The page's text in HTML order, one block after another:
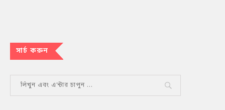
সার্চ করুন